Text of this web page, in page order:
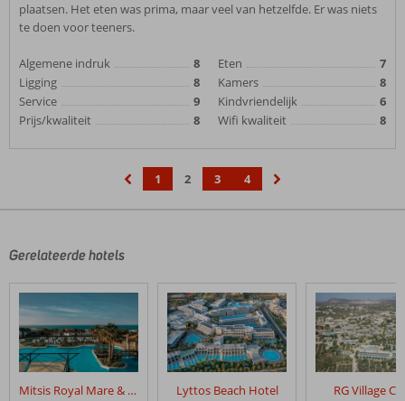
plaatsen. Het eten was prima, maar veel van hetzelfde. Er was niets
te doen voor teeners.
Algemene indruk
8
Ligging
8
Service
9
Prijs/kwaliteit
8
Eten
7
Kamers
8
Kindvriendelijk
6
Wifi kwaliteit
8
1 2 3
4
Gerelateerde hotels
Mitsis Royal Mare & Thalasso Resort Lyttos Beach Hotel RG Village